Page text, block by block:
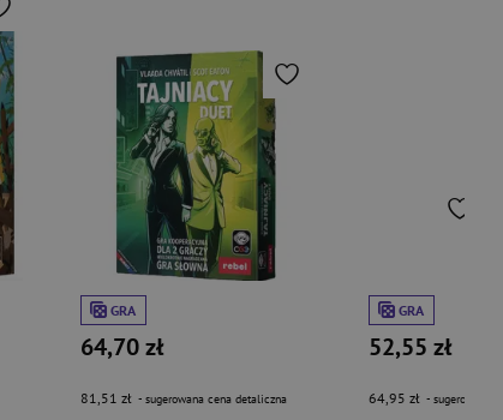
GRA
64,70 zł
81,51 zł - sugerowana cena detaliczna
GRA
52,55 zł
64,95 zł - sugerowana